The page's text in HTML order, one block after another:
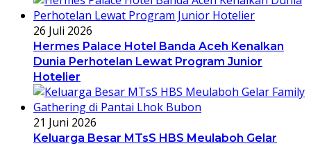
26 Juli 2026
Hermes Palace Hotel Banda Aceh Kenalkan
Dunia Perhotelan Lewat Program Junior
Hotelier
21 Juni 2026
Keluarga Besar MTsS HBS Meulaboh Gelar